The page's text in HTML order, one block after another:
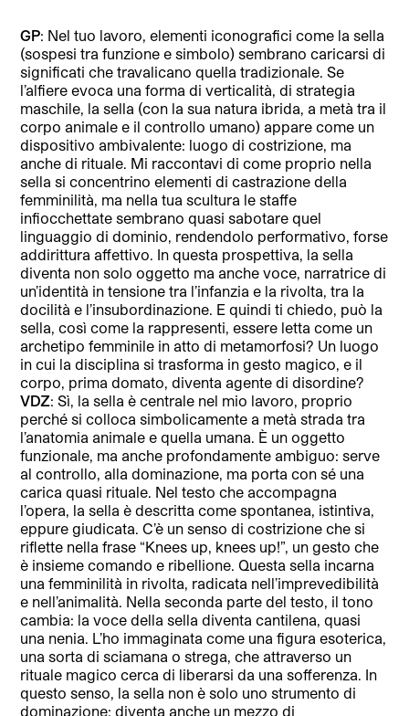
GP: Nel tuo lavoro, elementi iconografici come la sella
(sospesi tra funzione e simbolo) sembrano caricarsi di
significati che travalicano quella tradizionale. Se
l’alfiere evoca una forma di verticalità, di strategia
maschile, la sella (con la sua natura ibrida, a metà tra il
corpo animale e il controllo umano) appare come un
dispositivo ambivalente: luogo di costrizione, ma
anche di rituale. Mi raccontavi di come proprio nella
sella si concentrino elementi di castrazione della
femminilità, ma nella tua scultura le staffe
infiocchettate sembrano quasi sabotare quel
linguaggio di dominio, rendendolo performativo, forse
addirittura affettivo. In questa prospettiva, la sella
diventa non solo oggetto ma anche voce, narratrice di
un’identità in tensione tra l’infanzia e la rivolta, tra la
docilità e l’insubordinazione. E quindi ti chiedo, può la
sella, così come la rappresenti, essere letta come un
archetipo femminile in atto di metamorfosi? Un luogo
in cui la disciplina si trasforma in gesto magico, e il
corpo, prima domato, diventa agente di disordine?
VDZ: Sì, la sella è centrale nel mio lavoro, proprio
perché si colloca simbolicamente a metà strada tra
l’anatomia animale e quella umana. È un oggetto
funzionale, ma anche profondamente ambiguo: serve
al controllo, alla dominazione, ma porta con sé una
carica quasi rituale. Nel testo che accompagna
l’opera, la sella è descritta come spontanea, istintiva,
eppure giudicata. C’è un senso di costrizione che si
riflette nella frase “Knees up, knees up!”, un gesto che
è insieme comando e ribellione. Questa sella incarna
una femminilità in rivolta, radicata nell’imprevedibilità
e nell’animalità. Nella seconda parte del testo, il tono
cambia: la voce della sella diventa cantilena, quasi
una nenia. L’ho immaginata come una figura esoterica,
una sorta di sciamana o strega, che attraverso un
rituale magico cerca di liberarsi da una sofferenza. In
questo senso, la sella non è solo uno strumento di
dominazione: diventa anche un mezzo di